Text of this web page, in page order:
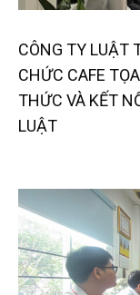
CÔNG TY LUẬT
CHỨC CAFE
THỨC VÀ KẾT
LUẬT